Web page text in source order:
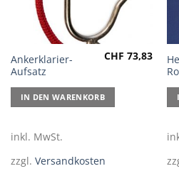
Ankerklarier-
Aufsatz
CHF 73,83
IN DEN WARENKORB
inkl. MwSt.
zzgl. Versandkosten